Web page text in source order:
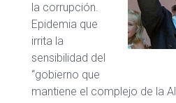
la corrupción.
Epidemia que
irrita la
sensibilidad del
“gobierno que
mantiene el complejo de la